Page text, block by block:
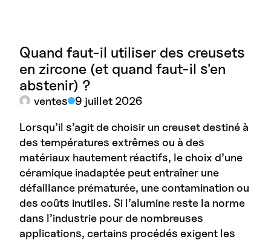
Quand faut-il utiliser des creusets
en zircone (et quand faut-il s'en
abstenir) ?
ventes
9 juillet 2026
Lorsqu’il s’agit de choisir un creuset destiné à
des températures extrêmes ou à des
matériaux hautement réactifs, le choix d’une
céramique inadaptée peut entraîner une
défaillance prématurée, une contamination ou
des coûts inutiles. Si l’alumine reste la norme
dans l’industrie pour de nombreuses
applications, certains procédés exigent les